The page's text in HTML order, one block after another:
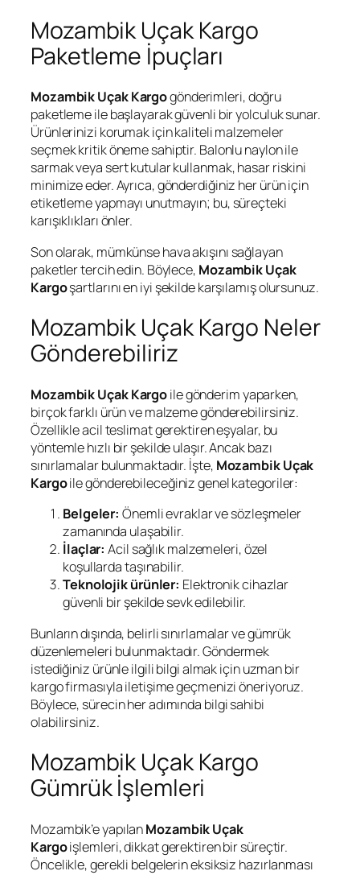
Mozambik Uçak Kargo
Paketleme İpuçları
Mozambik Uçak Kargogönderimleri, doğru
paketleme ile başlayarak güvenli bir yolculuk sunar.
Ürünlerinizi korumak için kaliteli malzemeler
seçmek kritik öneme sahiptir. Balonlu naylon ile
sarmak veya sert kutular kullanmak, hasar riskini
minimize eder. Ayrıca, gönderdiğiniz her ürün için
etiketleme yapmayı unutmayın; bu, süreçteki
karışıklıkları önler.
Son olarak, mümkünse hava akışını sağlayan
paketler tercih edin. Böylece, Mozambik Uçak
Kargoşartlarını en iyi şekilde karşılamış olursunuz.
Mozambik Uçak Kargo Neler
Gönderebiliriz
Mozambik Uçak Kargoile gönderim yaparken,
birçok farklı ürün ve malzeme gönderebilirsiniz.
Özellikle acil teslimat gerektiren eşyalar, bu
yöntemle hızlı bir şekilde ulaşır. Ancak bazı
sınırlamalar bulunmaktadır. İşte, Mozambik Uçak
Kargoile gönderebileceğiniz genel kategoriler:
Belgeler: Önemli evraklar ve sözleşmeler
zamanında ulaşabilir.
İlaçlar: Acil sağlık malzemeleri, özel
koşullarda taşınabilir.
Teknolojik ürünler: Elektronik cihazlar
güvenli bir şekilde sevk edilebilir.
Bunların dışında, belirli sınırlamalar ve gümrük
düzenlemeleri bulunmaktadır. Göndermek
istediğiniz ürünle ilgili bilgi almak için uzman bir
kargo firmasıyla iletişime geçmenizi öneriyoruz.
Böylece, sürecin her adımında bilgi sahibi
olabilirsiniz.
Mozambik Uçak Kargo
Gümrük İşlemleri
Mozambik’e yapılanMozambik Uçak
Kargoişlemleri, dikkat gerektiren bir süreçtir.
Öncelikle, gerekli belgelerin eksiksiz hazırlanması